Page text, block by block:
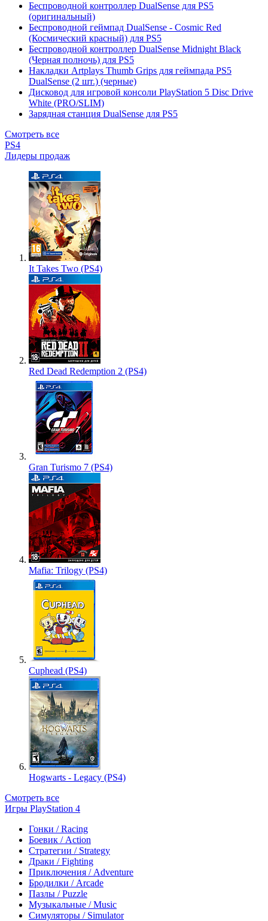
Беспроводной контроллер DualSense для PS5
(оригинальный)
Беспроводной геймпад DualSense - Cosmic Red
(Космический красный) для PS5
Беспроводной контроллер DualSense Midnight Black
(Черная полночь) для PS5
Накладки Artplays Thumb Grips для геймпада PS5
DualSense (2 шт.) (черные)
Дисковод для игровой консоли PlayStation 5 Disc Drive
White (PRO/SLIM)
Зарядная станция DualSense для PS5
Смотреть все
PS4
Лидеры продаж
It Takes Two (PS4)
Red Dead Redemption 2 (PS4)
Gran Turismo 7 (PS4)
Mafia: Trilogy (PS4)
Cuphead (PS4)
Hogwarts - Legacy (PS4)
Смотреть все
Игры PlayStation 4
Гонки / Racing
Боевик / Action
Стратегии / Strategy
Драки / Fighting
Приключения / Adventure
Бродилки / Arcade
Пазлы / Puzzle
Музыкальные / Music
Симуляторы / Simulator